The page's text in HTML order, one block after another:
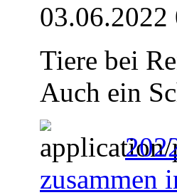
03.06.2022
Tiere bei
Auch ein
zusammen